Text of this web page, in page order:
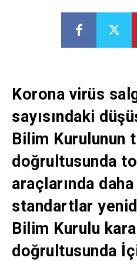
Korona virüs
sayısındaki
Bilim Kurulunun
doğrultusunda
araçlarında
standartlar
Bilim Kurulu
doğrultusunda